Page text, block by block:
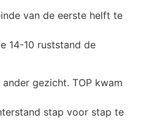
van de eerste helft te
14-10 ruststand de
gezicht. TOP kwam
stap voor stap te